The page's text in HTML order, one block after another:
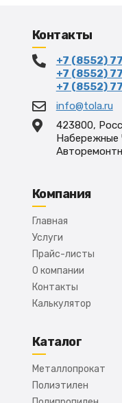
Контакты
+7 (8552)
+7 (8552)
+7 (8552)
info@tola.ru
423800,
Набережные
Компания
Главная
Услуги
Прайс-листы
О компании
Контакты
Калькулятор
Каталог
Металлопрокат
Полиэтилен